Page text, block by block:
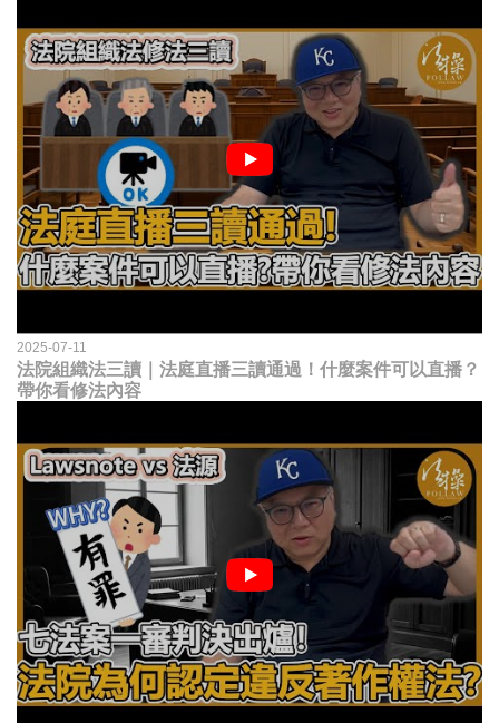
2025-07-11
法院組織法三讀｜法庭直播三讀通過！什麼案件可以直播？
帶你看修法內容